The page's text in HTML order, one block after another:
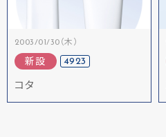
2003/01/30（木）
新設 4923
コタ